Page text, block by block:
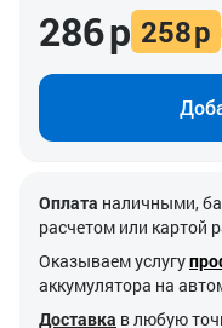
286р 258р
Оплата наличными,
расчетом или картой
Оказываем услугу
аккумулятора на
Доставка в любую